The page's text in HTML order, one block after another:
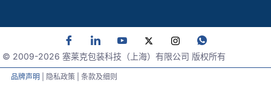
© 2009-2026 塞莱克包装科技（上海）有限公司 版权所有
品牌声明| 隐私政策 | 条款及细则